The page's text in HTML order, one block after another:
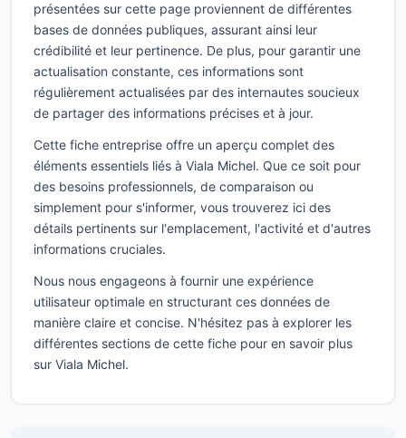
présentées sur cette page proviennent de différentes
bases de données publiques, assurant ainsi leur
crédibilité et leur pertinence. De plus, pour garantir une
actualisation constante, ces informations sont
régulièrement actualisées par des internautes soucieux
de partager des informations précises et à jour.
Cette fiche entreprise offre un aperçu complet des
éléments essentiels liés à Viala Michel. Que ce soit pour
des besoins professionnels, de comparaison ou
simplement pour s'informer, vous trouverez ici des
détails pertinents sur l'emplacement, l'activité et d'autres
informations cruciales.
Nous nous engageons à fournir une expérience
utilisateur optimale en structurant ces données de
manière claire et concise. N'hésitez pas à explorer les
différentes sections de cette fiche pour en savoir plus
sur Viala Michel.